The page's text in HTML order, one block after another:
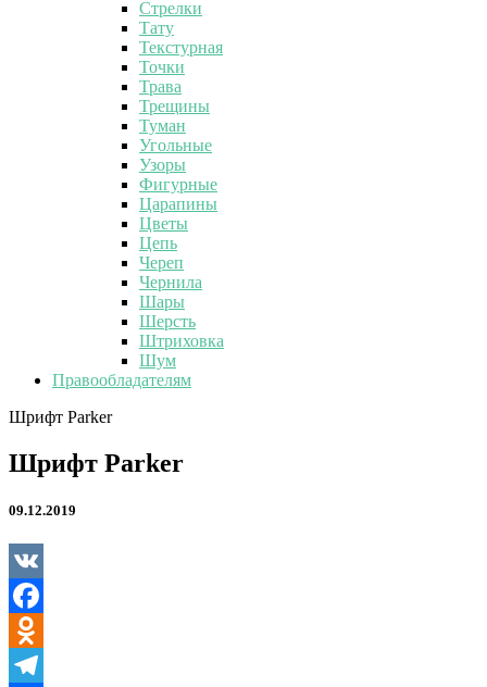
Стрелки
Тату
Текстурная
Точки
Трава
Трещины
Туман
Угольные
Узоры
Фигурные
Царапины
Цветы
Цепь
Череп
Чернила
Шары
Шерсть
Штриховка
Шум
Правообладателям
Шрифт Parker
Шрифт Parker
09.12.2019
VK
Facebook
Odnoklassniki